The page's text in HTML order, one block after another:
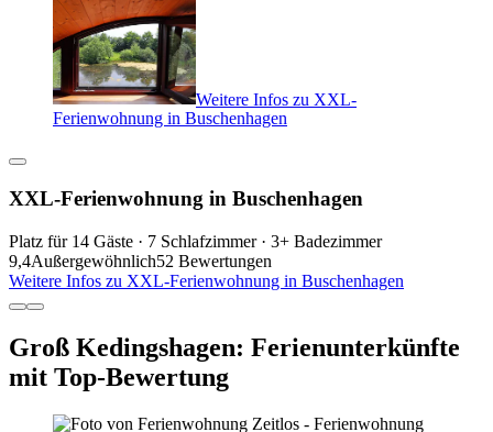
Weitere Infos zu XXL-
Ferienwohnung in Buschenhagen
XXL-Ferienwohnung in Buschenhagen
Platz für 14 Gäste · 7 Schlafzimmer · 3+ Badezimmer
9,4Außergewöhnlich52 Bewertungen
Weitere Infos zu XXL-Ferienwohnung in Buschenhagen
Groß Kedingshagen: Ferienunterkünfte
mit Top-Bewertung